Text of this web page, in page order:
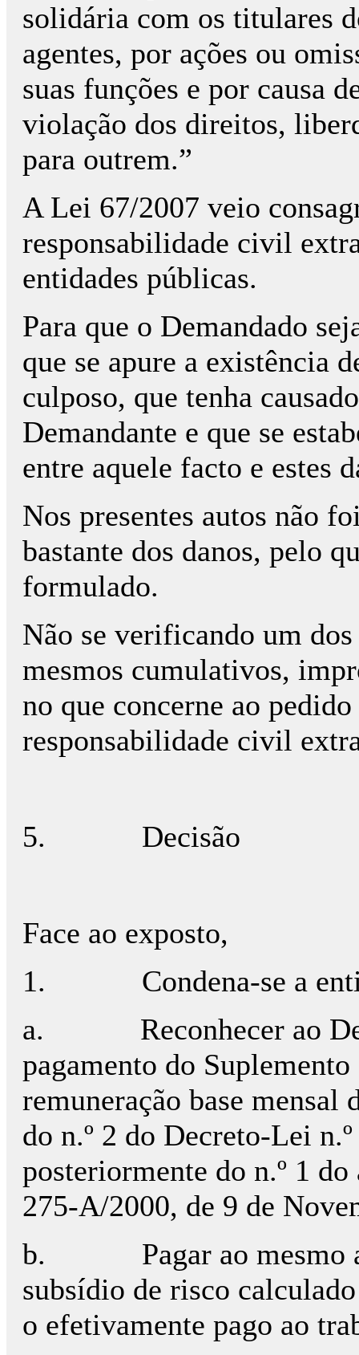
solidária com os titulares
agentes, por ações ou
suas funções e por causa
violação dos direitos,
para outrem.”
A Lei 67/2007 veio
responsabilidade civil
entidades públicas.
Para que o Demandado
que se apure a existência
culposo, que tenha
Demandante e que se
entre aquele facto e estes
Nos presentes autos não
bastante dos danos, pelo
formulado.
Não se verificando um
mesmos cumulativos,
no que concerne ao
responsabilidade civil
5. Decisão
Face ao exposto,
1.
Condena-se a
a.
Reconhecer ao
pagamento do
remuneração base mensal
do n.º 2 do Decreto-Lei
posteriormente do n.º 1
275-A/2000, de 9 de
b.
Pagar ao
subsídio de risco
o efetivamente pago ao